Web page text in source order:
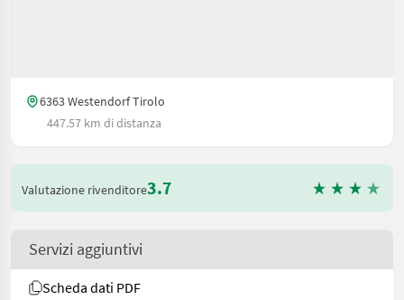
6363 Westendorf Tirolo
447.57 km di distanza
Valutazione rivenditore3.7
Servizi aggiuntivi
Scheda dati PDF